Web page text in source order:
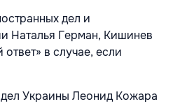
дел и
Наталья Герман, Кишинев
ответ» в случае, если
Украины Леонид Кожара